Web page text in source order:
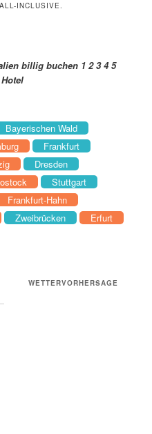
INCLUSIVE.
billig buchen 1 2 3 4 5
Bayerischen Wald
Frankfurt
Dresden
Stuttgart
Frankfurt-Hahn
Zweibrücken
Erfurt
WETTERVORHERSAGE